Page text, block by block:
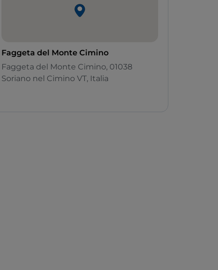
Faggeta del Monte Cimino
Faggeta del Monte Cimino, 01038
Soriano nel Cimino VT, Italia